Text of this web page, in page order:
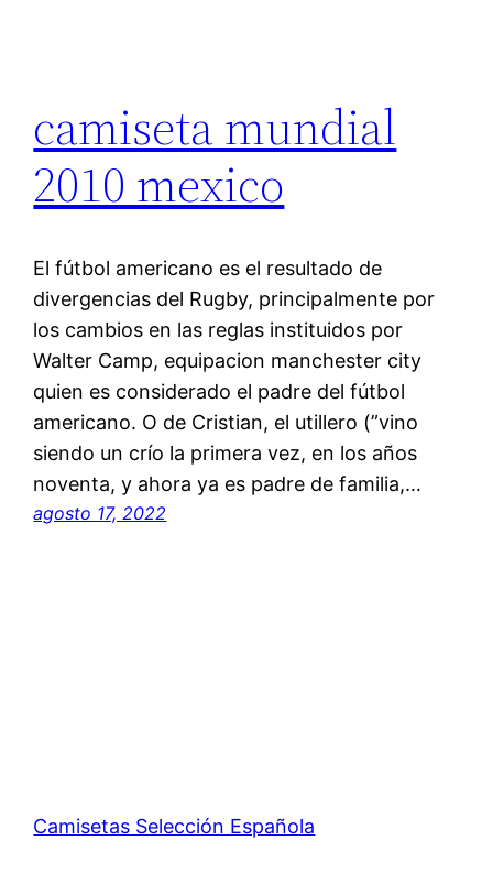
camiseta mundial
2010 mexico
El fútbol americano es el resultado de
divergencias del Rugby, principalmente por
los cambios en las reglas instituidos por
Walter Camp, equipacion manchester city
quien es considerado el padre del fútbol
americano. O de Cristian, el utillero (”vino
siendo un crío la primera vez, en los años
noventa, y ahora ya es padre de familia,…
agosto 17, 2022
Camisetas Selección Española